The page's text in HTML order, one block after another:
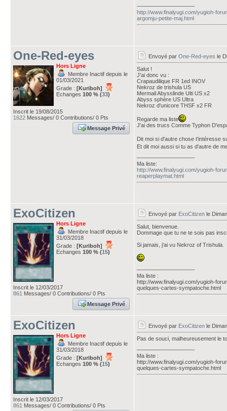
http://www.finalyugi.com/yugioh-
argomju-petite-maj.html
One-Red-eyes
Hors Ligne
Membre Inactif depuis le
01/03/2021
Grade : [Kuriboh]
Echanges 100 % (33)
Inscrit le 19/08/2015
1622 Messages/ 0 Contributions/ 0 Pts
Message Privé
Envoyé par One-Red-eyes le
Salut !
J'ai donc vu :
Crapaudilique FR 1ed INOV
Nekroz de trishula US
Mermail Abysslinde Ulti US x2
Abyss sphère US Ultra
Nekroz d'unicore THSF x2 FR
Regarde ma liste
J'ai des trucs Comme Typhon
Dit moi si d'autre chose t'intéresse
Et dit moi aussi si tu as d'autre de
Ma liste:
http://www.finalyugi.com/yugioh-
reaperplaymat.html
ExoCitizen
Hors Ligne
Membre Inactif depuis le
31/03/2018
Grade : [Kuriboh]
Echanges 100 % (15)
Inscrit le 12/03/2017
861 Messages/ 0 Contributions/ 0 Pts
Message Privé
Envoyé par ExoCitizen le
Salut, bienvenue.
Dommage que tu ne te sois pas
Si jamais, j'ai vu Nekroz of Trishula.
Ma liste :
http://www.finalyugi.com/yugioh-
quelques-cartes-sympatoche.html
ExoCitizen
Hors Ligne
Membre Inactif depuis le
31/03/2018
Grade : [Kuriboh]
Echanges 100 % (15)
Inscrit le 12/03/2017
861 Messages/ 0 Contributions/ 0 Pts
Envoyé par ExoCitizen le
Pas de souci, malheureusement le
Ma liste :
http://www.finalyugi.com/yugioh-
quelques-cartes-sympatoche.html